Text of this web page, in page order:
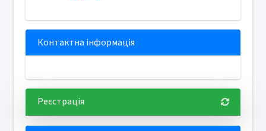
Контактна інформація
Реєстрація